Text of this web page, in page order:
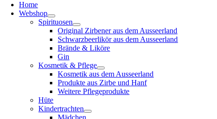
Home
Webshop
Spirituosen
Original Zirbener aus dem Ausseerland
Schwarzbeerlikör aus dem Ausseerland
Brände & Liköre
Gin
Kosmetik & Pflege
Kosmetik aus dem Ausseerland
Produkte aus Zirbe und Hanf
Weitere Pflegeprodukte
Hüte
Kindertrachten
Mädchen